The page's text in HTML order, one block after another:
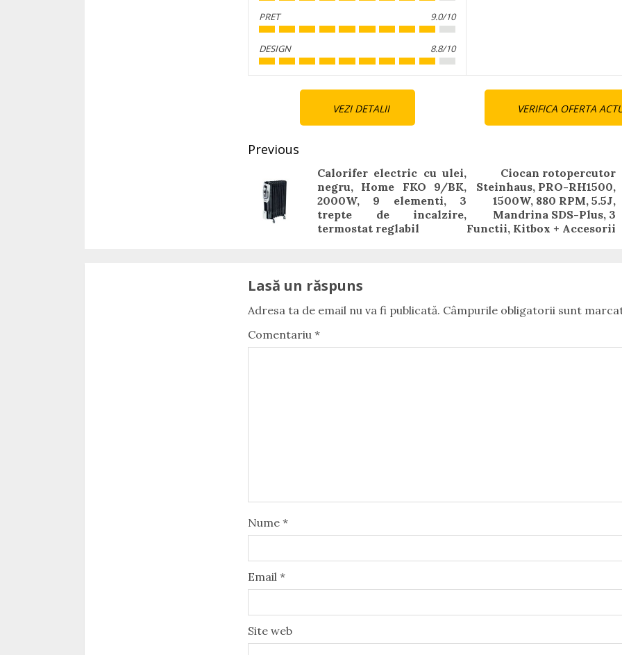
PRET 9.0/10
DESIGN 8.8/10
VEZI DETALII VERIFICA OFERTA
Continue
Reading
Previous
Previous
post:
Calorifer electric cu ulei,
negru, Home FKO 9/BK,
2000W, 9 elementi, 3
trepte de incalzire,
termostat reglabil
Next
post:
Ciocan rotopercutor
Steinhaus, PRO-RH1500,
1500W, 880 RPM, 5.5J,
Mandrina SDS-Plus, 3
Functii, Kitbox + Accesorii
Lasă un răspuns
Adresa ta de email nu va fi publicată. Câmpurile obligatorii sunt
Comentariu *
Nume *
Email *
Site web